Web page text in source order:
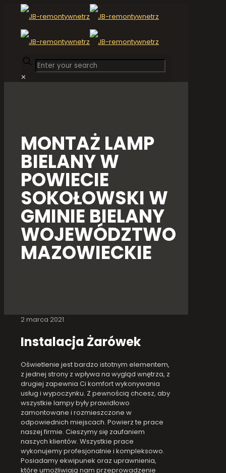
✕
MONTAŻ LAMP
BIELANY W
POWIECIE
SOKOŁOWSKI W
GMINIE BIELANY
WOJEWÓDZTWO
MAZOWIECKIE
2 marca 2021
Instalacja Żarówek
Oświetlenie jest bardzo istotnym elementem,
z jednej strony z wpływa na wygląd wnętrza, z
drugiej zapewnia Ci komfort wykonywania
usług i wypoczynku. Z pewnością chcesz, aby
wszystkie lampy były prawidłowo
zamontowane i rozmieszczone w
odpowiednich miejscach. Powierz te prace
naszej firmie. Cieszymy się zaufaniem
naszych klientów. Wszystkie prace
wykonujemy profesjonalnie i kompleksowo.
Posiadamy ekwipunek oraz uprawnienia,
które umożliwiają nam przeprowadzenie